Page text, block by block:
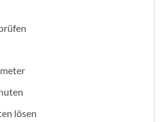
lösen